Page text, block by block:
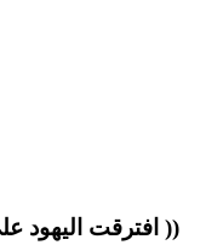
(( افترقت اليهود